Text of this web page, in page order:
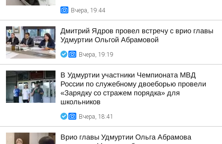
Вчера, 19:44
Дмитрий Ядров провел встречу с врио главы
Удмуртии Ольгой Абрамовой
Вчера, 19:19
В Удмуртии участники Чемпионата МВД
России по служебному двоеборью провели
«Зарядку со стражем порядка» для
школьников
Вчера, 18:41
Врио главы Удмуртии Ольга Абрамова